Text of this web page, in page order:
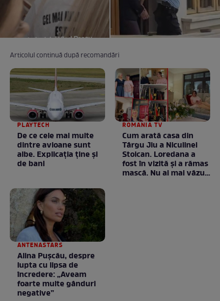
Articolul continuă după recomandări
PLAYTECH
De ce cele mai multe
dintre avioane sunt
albe. Explicația ține și
de bani
ROMANIA TV
Cum arată casa din
Târgu Jiu a Niculinei
Stoican. Loredana a
fost în vizită și a rămas
mască. Nu ai mai văzut
ANTENASTARS
Alina Pușcău, despre
lupta cu lipsa de
încredere: „Aveam
foarte multe gânduri
negative”